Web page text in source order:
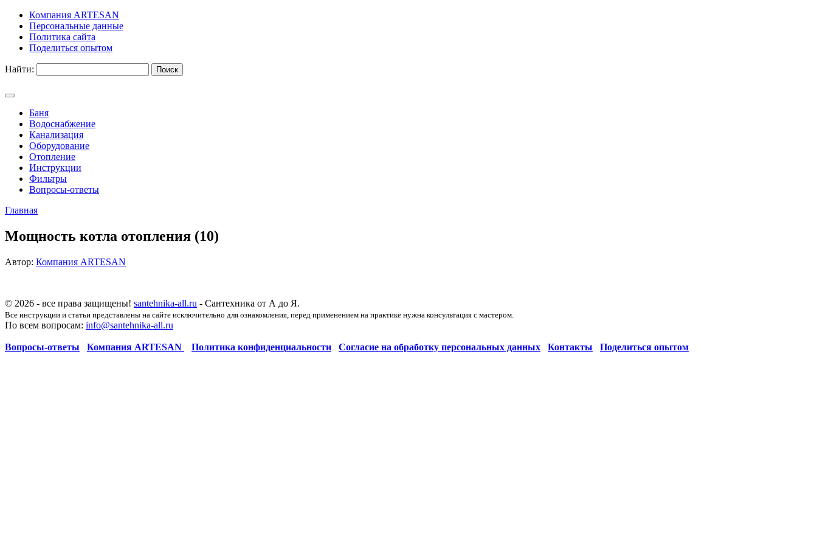
Компания ARTESAN
Персональные данные
Политика сайта
Поделиться опытом
Найти:
Баня
Водоснабжение
Канализация
Оборудование
Отопление
Инструкции
Фильтры
Вопросы-ответы
Главная
Мощность котла отопления (10)
Автор: Компания ARTESAN
© 2026 - все права защищены! santehnika-all.ru - Сантехника от А до Я.
Все инструкции и статьи представлены на сайте исключительно для ознакомления, перед применением на практике нужна консультация с мастером.
По всем вопросам: info@santehnika-all.ru
Вопросы-ответы Компания ARTESAN Политика конфиденциальности Согласие на обработку персональных данных Контакты Поделиться опытом